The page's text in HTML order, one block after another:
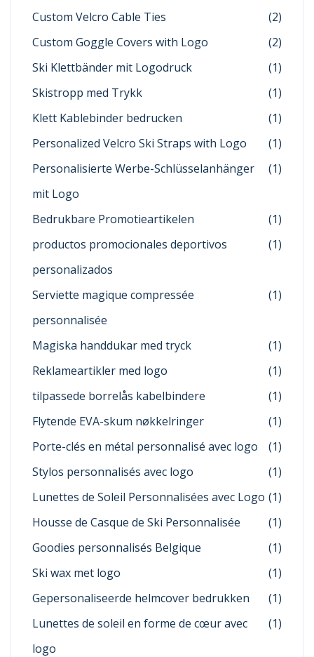
Custom Velcro Cable Ties
(2)
Custom Goggle Covers with Logo
(2)
Ski Klettbänder mit Logodruck
(1)
Skistropp med Trykk
(1)
Klett Kablebinder bedrucken
(1)
Personalized Velcro Ski Straps with Logo
(1)
Personalisierte Werbe-Schlüsselanhänger
mit Logo
(1)
Bedrukbare Promotieartikelen
(1)
productos promocionales deportivos
personalizados
(1)
Serviette magique compressée
personnalisée
(1)
Magiska handdukar med tryck
(1)
Reklameartikler med logo
(1)
tilpassede borrelås kabelbindere
(1)
Flytende EVA-skum nøkkelringer
(1)
Porte-clés en métal personnalisé avec logo
(1)
Stylos personnalisés avec logo
(1)
Lunettes de Soleil Personnalisées avec Logo (1)
Housse de Casque de Ski Personnalisée
(1)
Goodies personnalisés Belgique
(1)
Ski wax met logo
(1)
Gepersonaliseerde helmcover bedrukken
(1)
Lunettes de soleil en forme de cœur avec
logo
(1)